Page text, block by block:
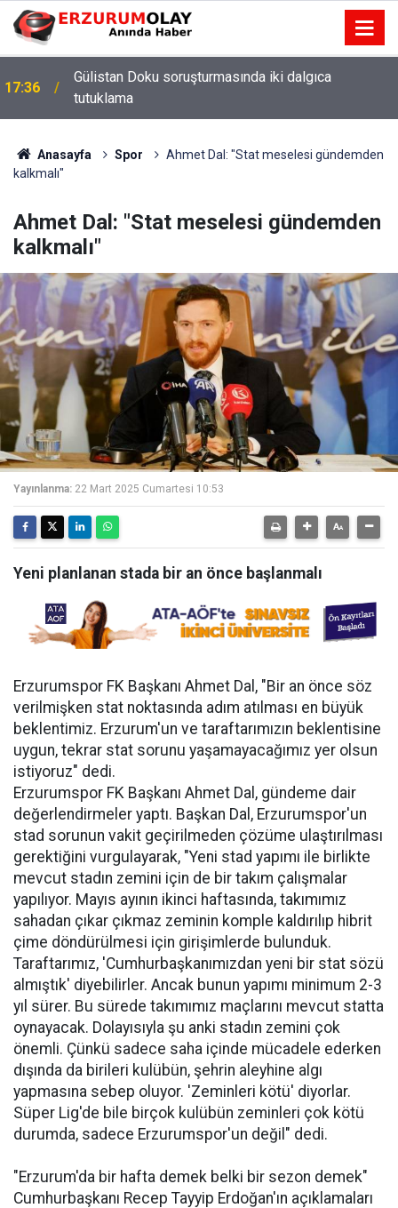
17:36
Gülistan Doku soruşturmasında iki dalgıca
tutuklama
Anasayfa Spor
Ahmet Dal: "Stat meselesi gündemden
kalkmalı"
Ahmet Dal: "Stat meselesi gündemden
kalkmalı"
Yayınlanma: 22 Mart 2025 Cumartesi 10:53
Yeni planlanan stada bir an önce başlanmalı
Erzurumspor FK Başkanı Ahmet Dal, "Bir an önce söz
verilmişken stat noktasında adım atılması en büyük
beklentimiz. Erzurum'un ve taraftarımızın beklentisine
uygun, tekrar stat sorunu yaşamayacağımız yer olsun
istiyoruz" dedi.
Erzurumspor FK Başkanı Ahmet Dal, gündeme dair
değerlendirmeler yaptı. Başkan Dal, Erzurumspor'un
stad sorunun vakit geçirilmeden çözüme ulaştırılması
gerektiğini vurgulayarak, "Yeni stad yapımı ile birlikte
mevcut stadın zemini için de bir takım çalışmalar
yapılıyor. Mayıs ayının ikinci haftasında, takımımız
sahadan çıkar çıkmaz zeminin komple kaldırılıp hibrit
çime döndürülmesi için girişimlerde bulunduk.
Taraftarımız, 'Cumhurbaşkanımızdan yeni bir stat sözü
almıştık' diyebilirler. Ancak bunun yapımı minimum 2-3
yıl sürer. Bu sürede takımımız maçlarını mevcut statta
oynayacak. Dolayısıyla şu anki stadın zemini çok
önemli. Çünkü sadece saha içinde mücadele ederken
dışında da birileri kulübün, şehrin aleyhine algı
yapmasına sebep oluyor. 'Zeminleri kötü' diyorlar.
Süper Lig'de bile birçok kulübün zeminleri çok kötü
durumda, sadece Erzurumspor'un değil" dedi.
"Erzurum'da bir hafta demek belki bir sezon demek"
Cumhurbaşkanı Recep Tayyip Erdoğan'ın açıklamaları